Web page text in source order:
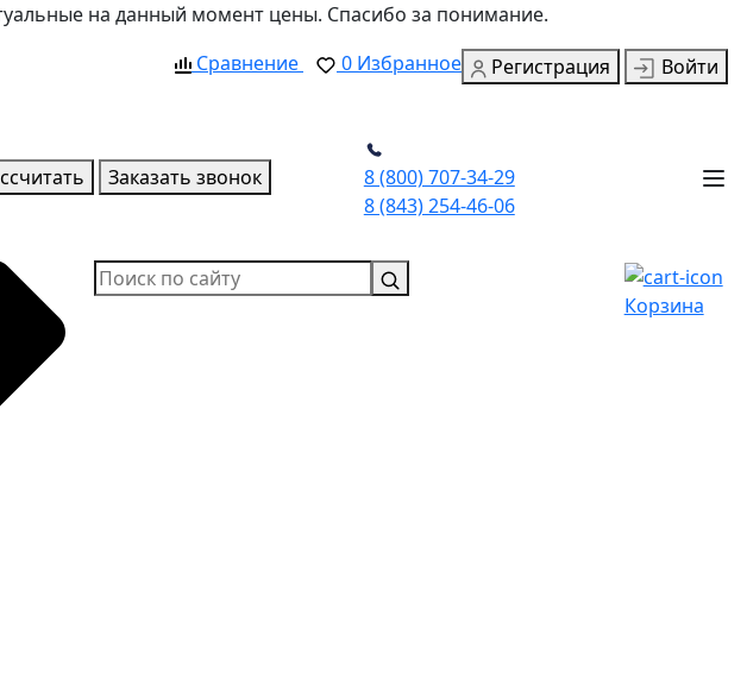
на данный момент цены. Спасибо за понимание.
Сравнение 0 Избранное Регистрация Войти
Заказать звонок
8 (800) 707-34-29
8 (843) 254-46-06
Корзина